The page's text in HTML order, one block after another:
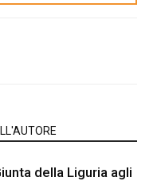
della Liguria agli